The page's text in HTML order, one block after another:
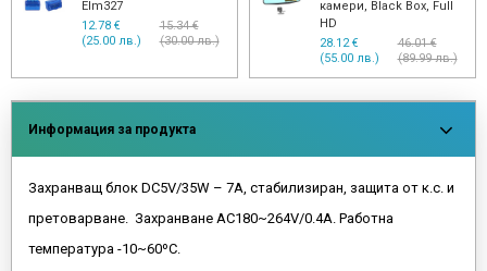
Elm327
12.78 €
(25.00 лв.)
15.34 €
(30.00 лв.)
камери, Black Box, Full
HD
28.12 €
(55.00 лв.)
46.01 €
(89.99 лв.)
Информация за продукта
Захранващ блок DC5V/35W – 7A, стабилизиран, защита от к.с. и
претоварване. Захранване AC180~264V/0.4A. Работна
температура -10~60ºC.